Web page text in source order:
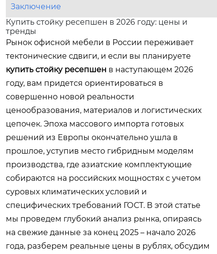
Заключение
Купить стойку ресепшен в 2026 году: цены и
тренды
Рынок офисной мебели в России переживает
тектонические сдвиги, и если вы планируете
купить стойку ресепшен в наступающем 2026
году, вам придется ориентироваться в
совершенно новой реальности
ценообразования, материалов и логистических
цепочек. Эпоха массового импорта готовых
решений из Европы окончательно ушла в
прошлое, уступив место гибридным моделям
производства, где азиатские комплектующие
собираются на российских мощностях с учетом
суровых климатических условий и
специфических требований ГОСТ. В этой статье
мы проведем глубокий анализ рынка, опираясь
на свежие данные за конец 2025 – начало 2026
года, разберем реальные цены в рублях, обсудим